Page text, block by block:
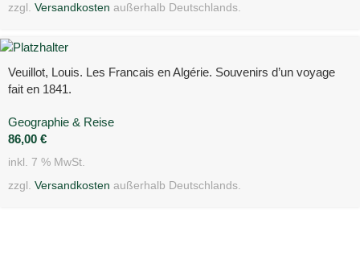
zzgl. Versandkosten außerhalb Deutschlands.
Veuillot, Louis. Les Francais en Algérie. Souvenirs d’un voyage
fait en 1841.
Geographie & Reise
86,00 €
inkl. 7 % MwSt.
zzgl. Versandkosten außerhalb Deutschlands.